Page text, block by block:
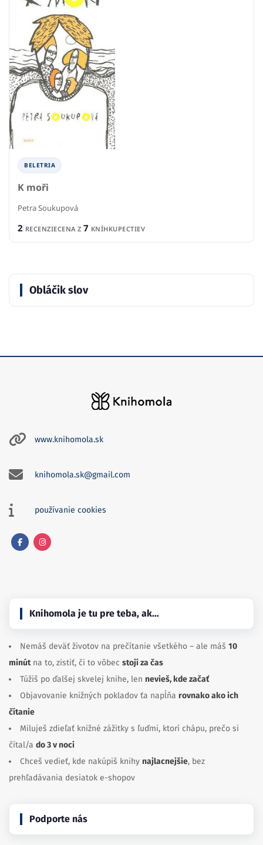
BELETRIA
K moři
Petra Soukupová
2 RECENZIECENA Z 7 KNÍHKUPECTIEV
Obláčik slov
www.knihomola.sk
knihomola.sk@gmail.com
používanie cookies
Knihomola je tu pre teba, ak…
Nemáš deväť životov na prečítanie všetkého – ale máš 10
minútna to, zistiť, či to vôbec stojí za čas
Túžiš po ďalšej skvelej knihe, len nevieš, kde začať
Objavovanie knižných pokladov ťa napĺňa rovnako ako ich
čítanie
Miluješ zdieľať knižné zážitky s ľuďmi, ktorí chápu, prečo si
čítal/a do 3 v noci
Chceš vedieť, kde nakúpiš knihy najlacnejšie, bez
prehľadávania desiatok e-shopov
Podporte nás